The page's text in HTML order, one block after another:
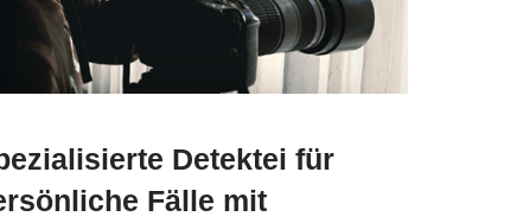
Detektei für
Fälle mit